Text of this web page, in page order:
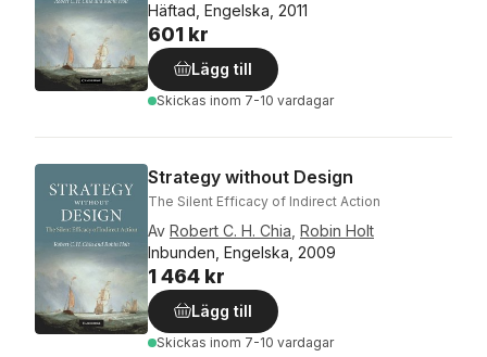
Häftad, Engelska, 2011
601 kr
Lägg till
Skickas inom 7-10 vardagar
Strategy without Design
The Silent Efficacy of Indirect Action
Av Robert C. H. Chia Robin Holt
Inbunden, Engelska, 2009
1 464 kr
Lägg till
Skickas inom 7-10 vardagar